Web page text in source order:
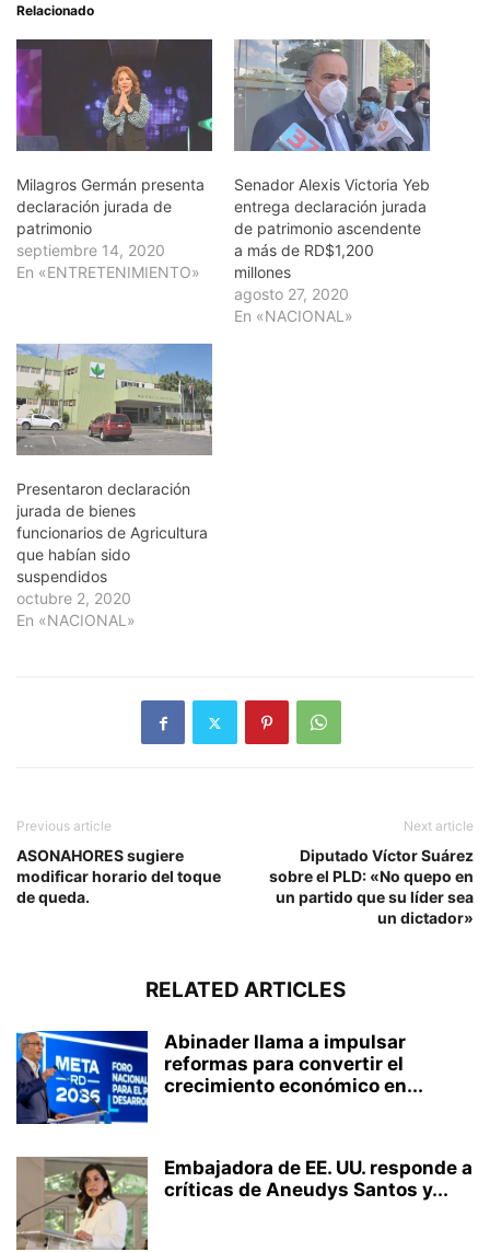
Relacionado
Milagros Germán presenta
declaración jurada de
patrimonio
septiembre 14, 2020
En «ENTRETENIMIENTO»
Senador Alexis Victoria Yeb
entrega declaración jurada
de patrimonio ascendente
a más de RD$1,200
millones
agosto 27, 2020
En «NACIONAL»
Presentaron declaración
jurada de bienes
funcionarios de Agricultura
que habían sido
suspendidos
octubre 2, 2020
En «NACIONAL»
Previous article
ASONAHORES sugiere
modificar horario del toque
de queda.
Next article
Diputado Víctor Suárez
sobre el PLD: «No quepo en
un partido que su líder sea
un dictador»
RELATED ARTICLES
Abinader llama a impulsar
reformas para convertir el
crecimiento económico en...
Embajadora de EE. UU. responde a
críticas de Aneudys Santos y...